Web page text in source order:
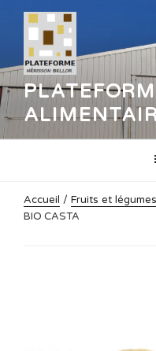
contenu
principal
Accueil / Fruits et légumes
BIO CASTA